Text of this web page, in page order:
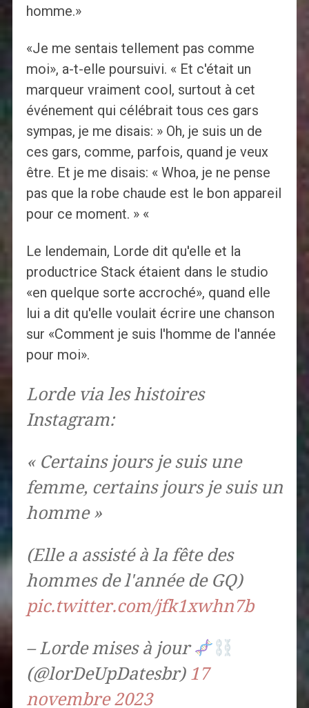
homme.»
«Je me sentais tellement pas comme
moi», a-t-elle poursuivi. « Et c'était un
marqueur vraiment cool, surtout à cet
événement qui célébrait tous ces gars
sympas, je me disais: » Oh, je suis un de
ces gars, comme, parfois, quand je veux
être. Et je me disais: « Whoa, je ne pense
pas que la robe chaude est le bon appareil
pour ce moment. » «
Le lendemain, Lorde dit qu'elle et la
productrice Stack étaient dans le studio
«en quelque sorte accroché», quand elle
lui a dit qu'elle voulait écrire une chanson
sur «Comment je suis l'homme de l'année
pour moi».
Lorde via les histoires
Instagram:
« Certains jours je suis une
femme, certains jours je suis un
homme »
(Elle a assisté à la fête des
hommes de l'année de GQ)
pic.twitter.com/jfk1xwhn7b
– Lorde mises à jour
(@lorDeUpDatesbr) 17
novembre 2023